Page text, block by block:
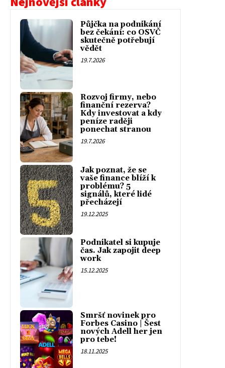
Půjčka na podnikání
bez čekání: co OSVČ
skutečně potřebují
vědět
19.7.2026
Rozvoj firmy, nebo
finanční rezerva?
Kdy investovat a kdy
peníze raději
ponechat stranou
19.7.2026
Jak poznat, že se
vaše finance blíží k
problému? 5
signálů, které lidé
přecházejí
19.12.2025
Podnikatel si kupuje
čas. Jak zapojit deep
work
15.12.2025
Smršť novinek pro
Forbes Casino | Šest
nových Adell her jen
pro tebe!
18.11.2025